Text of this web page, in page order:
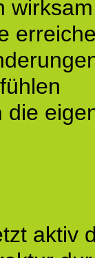
wirksam
die
aktiv